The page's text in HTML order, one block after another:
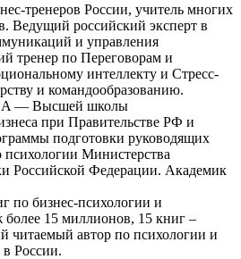
тренеров России, учитель многих
Ведущий российский эксперт в
и управления
тренер по Переговорам и
интеллекту и Стресс-
и командообразованию.
— Высшей школы
при Правительстве РФ и
подготовки руководящих
психологии Министерства
Российской Федерации. Академик
по бизнес-психологии и
15 миллионов, 15 книг –
читаемый автор по психологии и
в России.